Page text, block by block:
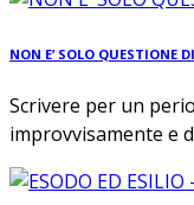
NON E’ SOLO QUESTIONE
Scrivere per un
improvvisamente e